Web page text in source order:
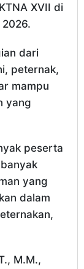
XVII di
dari
peternak,
mampu
yang
peserta
yang
dalam
M.M.,